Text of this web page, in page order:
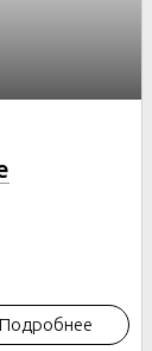
Подробнее